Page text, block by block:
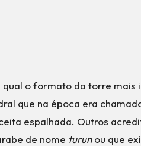
o formato da torre mais
que na época era
espalhada. Outros
de nome turunou que